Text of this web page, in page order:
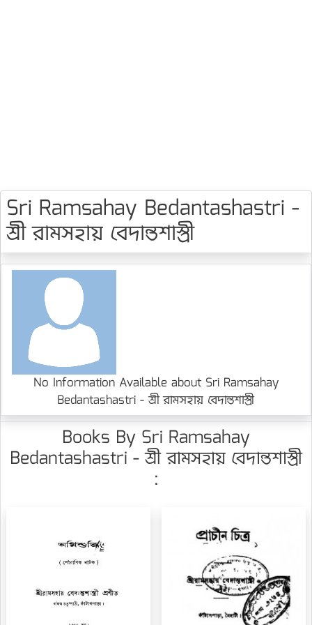
Sri Ramsahay Bedantashastri -
শ্রী রামসহায় বেদান্তশাস্ত্রী
No Information Available about Sri Ramsahay
Bedantashastri - শ্রী রামসহায় বেদান্তশাস্ত্রী
Books By Sri Ramsahay
Bedantashastri - শ্রী রামসহায় বেদান্তশাস্ত্রী
: